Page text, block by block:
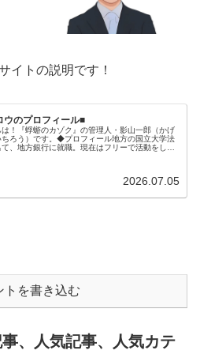
イトの説明です！
ウのプロフィール■
は！『蜉蝣のカゾク』の管理人・影山一郎（かげ
ちろう）です。◆プロフィール地方の国立大学法
、地方銀行に就職。現在はフリーで活動をして
2026.07.05
トを書き込む
、人気記事、人気カテ